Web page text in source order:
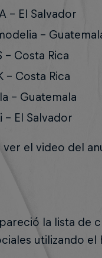
- El Salvador
-
- Costa Rica
- Costa Rica
- Guatemala
- El Salvador
ver el video del
la lista de
utilizando el